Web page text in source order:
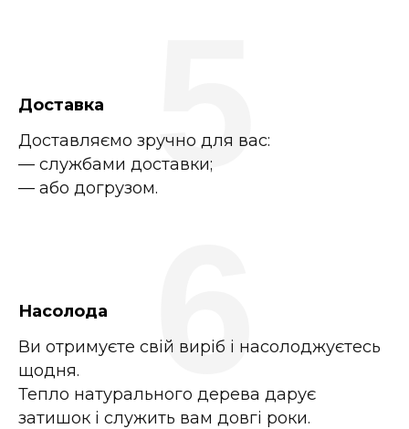
Доставка
Доставляємо зручно для вас:
— службами доставки;
— або догрузом.5
Насолода
Ви отримуєте свій виріб і насолоджуєтесь
щодня.
Тепло натурального дерева дарує
затишок і служить вам довгі роки.
6